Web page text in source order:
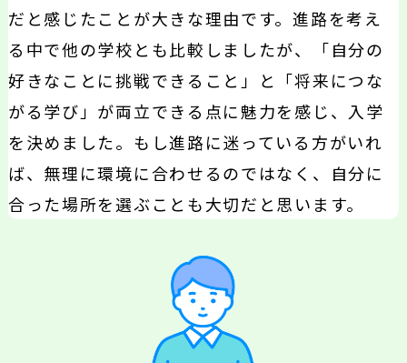
だと感じたことが大きな理由です。進路を考え
る中で他の学校とも比較しましたが、「自分の
好きなことに挑戦できること」と「将来につな
がる学び」が両立できる点に魅力を感じ、入学
を決めました。もし進路に迷っている方がいれ
ば、無理に環境に合わせるのではなく、自分に
合った場所を選ぶことも大切だと思います。